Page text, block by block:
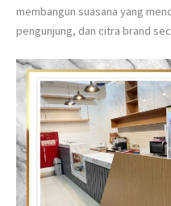
membangun suasana yang
pengunjung, dan citra brand